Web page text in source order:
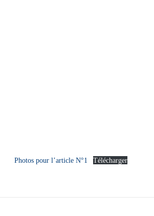
Photos pour l’article N°1 Télécharger